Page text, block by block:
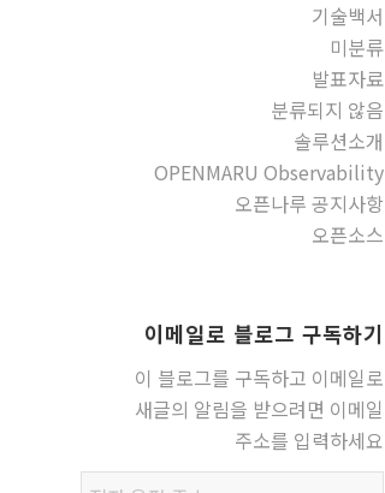
기술백서
미분류
발표자료
분류되지 않음
솔루션소개
OPENMARU Observability
오픈나루 공지사항
오픈소스
이메일로 블로그 구독하기
이 블로그를 구독하고 이메일로
새글의 알림을 받으려면 이메일
주소를 입력하세요